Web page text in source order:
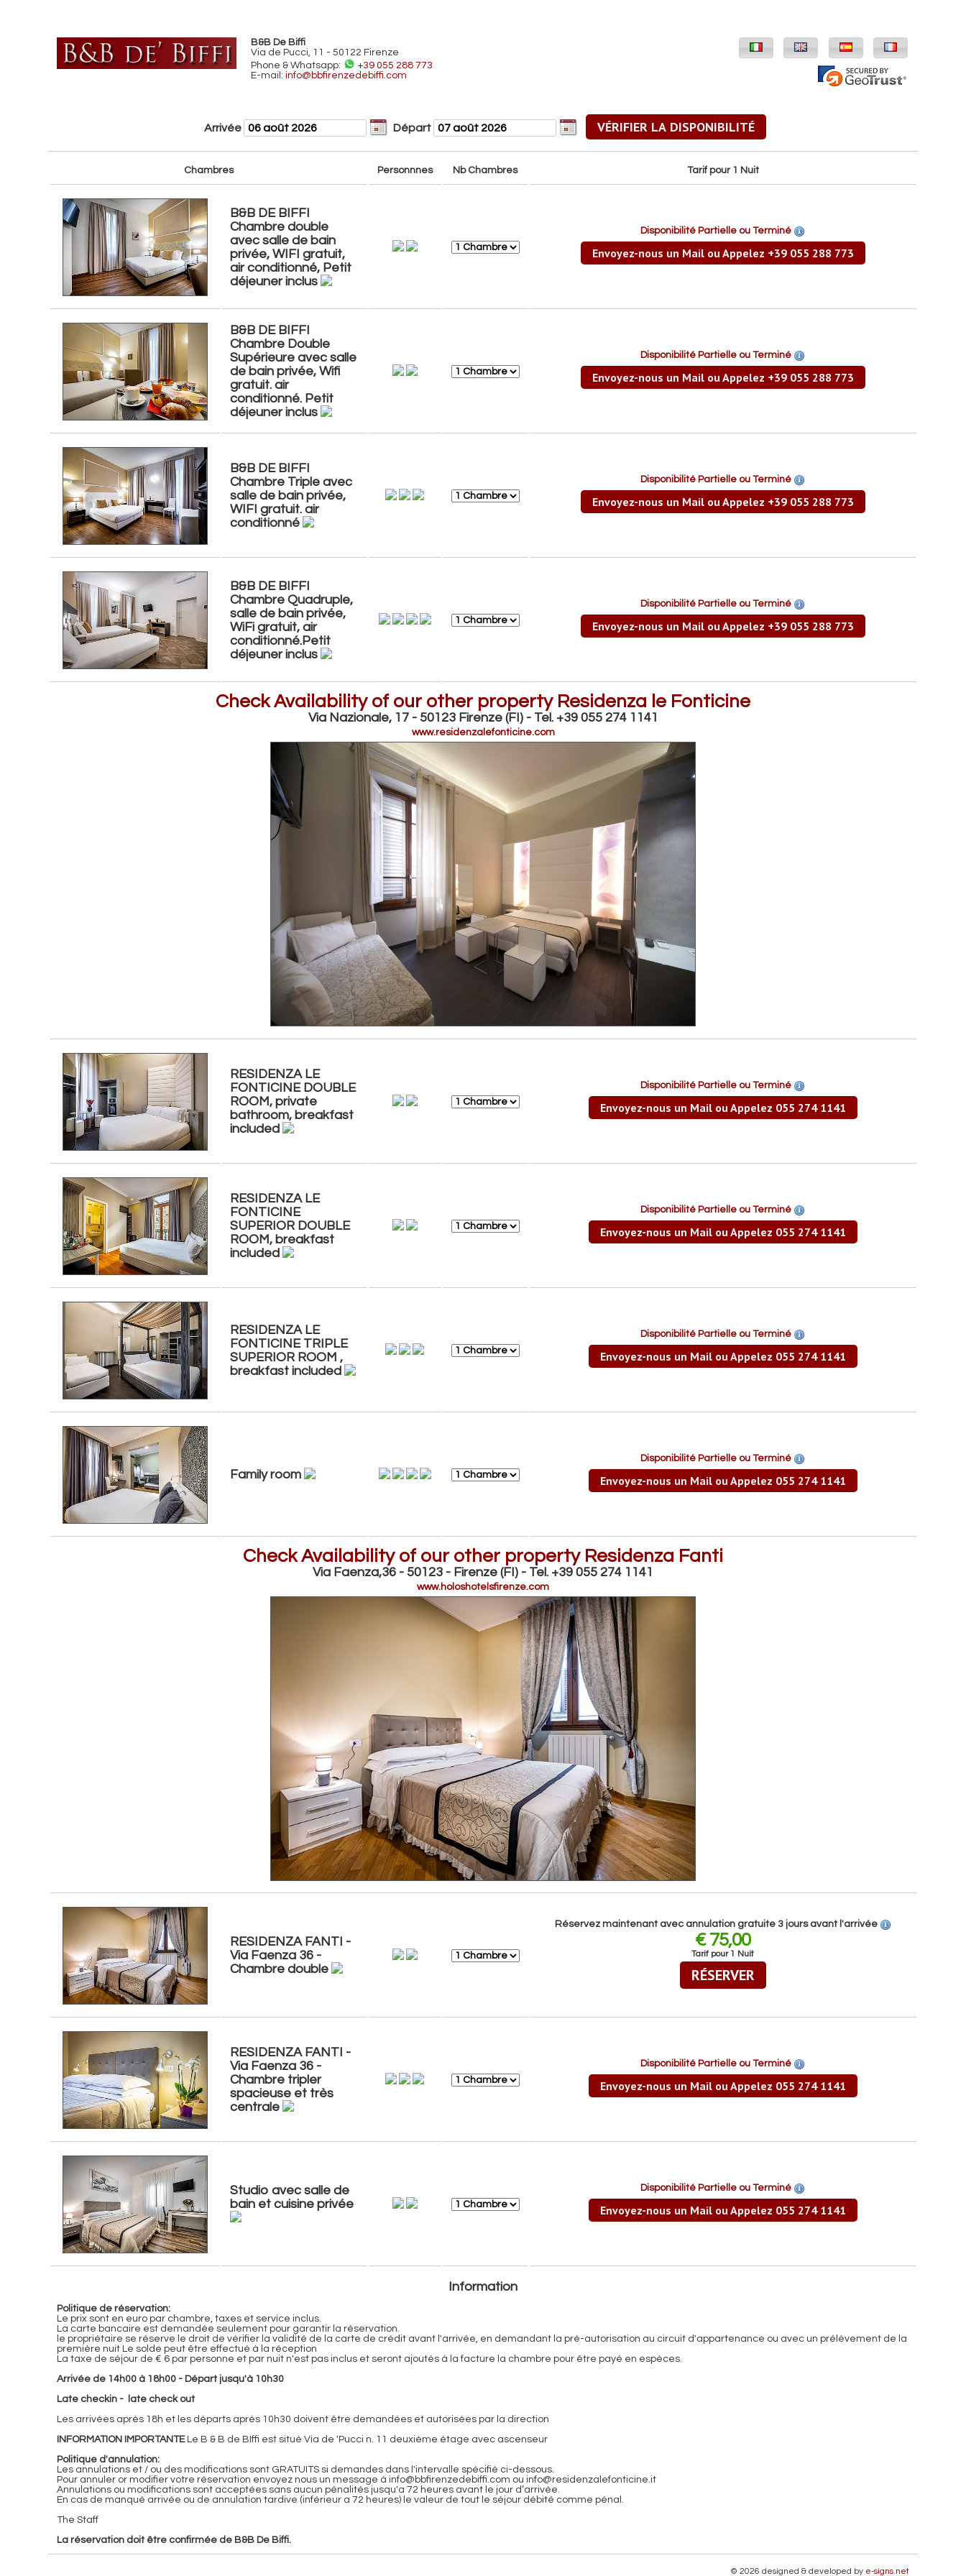
B&B De Biffi
Via de Pucci, 11 - 50122 Firenze
Phone & Whatsapp:
+39 055 288 773
E-mail:info@bbfirenzedebiffi.com
Arrivée Départ
Chambres Personnnes Nb Chambres Tarif pour 1 Nuit
B&B DE BIFFI
Chambre double
avec salle de bain
privée, WIFI gratuit,
air conditionné, Petit
déjeuner inclus
Disponibilité Partielle ou Terminé
Envoyez-nous un Mail ou Appelez +39 055 288 773
B&B DE BIFFI
Chambre Double
Supérieure avec salle
de bain privée, Wifi
gratuit. air
conditionné. Petit
déjeuner inclus
Disponibilité Partielle ou Terminé
Envoyez-nous un Mail ou Appelez +39 055 288 773
B&B DE BIFFI
Chambre Triple avec
salle de bain privée,
WIFI gratuit. air
conditionné
Disponibilité Partielle ou Terminé
Envoyez-nous un Mail ou Appelez +39 055 288 773
B&B DE BIFFI
Chambre Quadruple,
salle de bain privée,
WiFi gratuit, air
conditionné.Petit
déjeuner inclus
Disponibilité Partielle ou Terminé
Envoyez-nous un Mail ou Appelez +39 055 288 773
Check Availability of our other property Residenza le Fonticine
Via Nazionale, 17 - 50123 Firenze (FI) - Tel. +39 055 274 1141
www.residenzalefonticine.com
RESIDENZA LE
FONTICINE DOUBLE
ROOM, private
bathroom, breakfast
included
Disponibilité Partielle ou Terminé
Envoyez-nous un Mail ou Appelez 055 274 1141
RESIDENZA LE
FONTICINE
SUPERIOR DOUBLE
ROOM, breakfast
included
Disponibilité Partielle ou Terminé
Envoyez-nous un Mail ou Appelez 055 274 1141
RESIDENZA LE
FONTICINE TRIPLE
SUPERIOR ROOM ,
breakfast included
Disponibilité Partielle ou Terminé
Envoyez-nous un Mail ou Appelez 055 274 1141
Family room
Disponibilité Partielle ou Terminé
Envoyez-nous un Mail ou Appelez 055 274 1141
Check Availability of our other property Residenza Fanti
Via Faenza,36 - 50123 - Firenze (FI) - Tel. +39 055 274 1141
www.holoshotelsfirenze.com
RESIDENZA FANTI -
Via Faenza 36 -
Chambre double
Réservez maintenant avec annulation gratuite 3 jours avant l'arrivée
€ 75,00
Tarif pour 1 Nuit
RESIDENZA FANTI -
Via Faenza 36 -
Chambre tripler
spacieuse et très
centrale
Disponibilité Partielle ou Terminé
Envoyez-nous un Mail ou Appelez 055 274 1141
Studio avec salle de
bain et cuisine privée
Disponibilité Partielle ou Terminé
Envoyez-nous un Mail ou Appelez 055 274 1141
Information
Politique de réservation:
Le prix sont en euro par chambre, taxes et service inclus.
La carte bancaire est demandée seulement pour garantir la réservation.
le propriétaire se réserve le droit de vérifier la validité de la carte de crédit avant l'arrivée, en demandant la pré-autorisation au circuit d'appartenance ou avec un prélèvement de la
première nuit Le solde peut être effectué à la réception
La taxe de séjour de € 6 par personne et par nuit n'est pas inclus et seront ajoutés à la facture la chambre pour être payé en espèces.
Arrivée de 14h00 à 18h00 - Départ jusqu'à 10h30
Late checkin - late check out
Les arrivées après 18h et les départs après 10h30 doivent être demandées et autorisées par la direction
INFORMATION IMPORTANTELe B & B de BIffi est situé Via de 'Pucci n. 11 deuxième étage avec ascenseur
Politique d'annulation:
Les annulations et / ou des modifications sont GRATUITS si demandes dans l'intervalle spécifié ci-dessous.
Pour annuler or modifier votre réservation envoyez nous un message à info@bbfirenzedebiffi.com ou info@residenzalefonticine.it
Annulations ou modifications sont acceptées sans aucun pénalités jusqu'a 72 heures avant le jour d’arrivée.
En cas de manqué arrivée ou de annulation tardive (inférieur a 72 heures) le valeur de tout le séjour débité comme pénal.
The Staff
La réservation doit être confirmée de B&B De Biffi.
© 2026 designed & developed by e-signs.net